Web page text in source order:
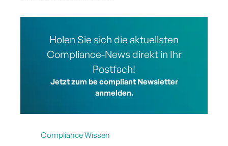
Holen Sie sich die aktuellsten
Compliance-News direkt in Ihr
Postfach!
Jetzt zum be compliant Newsletter
anmelden.
Compliance Wissen